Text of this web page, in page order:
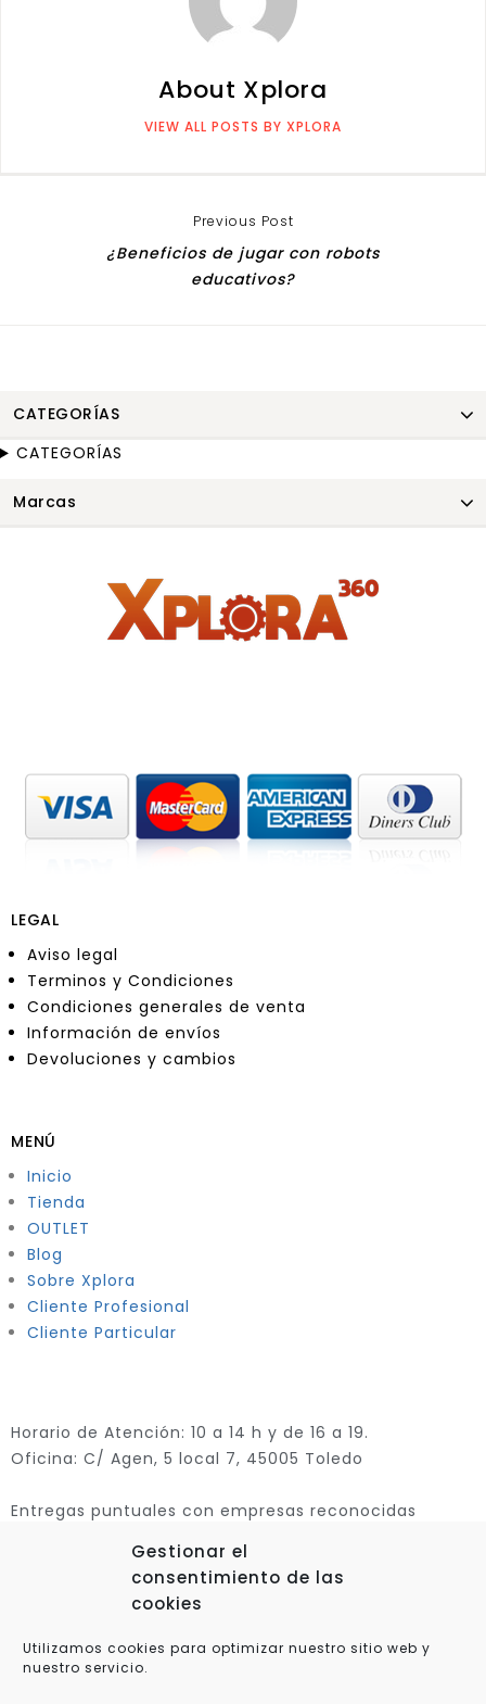
Gestionar el
consentimiento de las
cookies
Utilizamos cookies para optimizar nuestro sitio web y
nuestro servicio.
About Xplora
VIEW ALL POSTS BY XPLORA
Previous Post
¿Beneficios de jugar con robots
educativos?
CATEGORÍAS
CATEGORÍAS
Marcas
LEGAL
Aviso legal
Terminos y Condiciones
Condiciones generales de venta
Información de envíos
Devoluciones y cambios
MENÚ
Inicio
Tienda
OUTLET
Blog
Sobre Xplora
Cliente Profesional
Cliente Particular
Horario de Atención: 10 a 14 h y de 16 a 19.
Oficina: C/ Agen, 5 local 7, 45005 Toledo
Entregas puntuales con empresas reconocidas